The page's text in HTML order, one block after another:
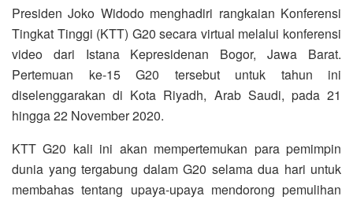
Presiden Joko Widodo menghadiri rangkaian Konferensi
Tingkat Tinggi (KTT) G20 secara virtual melalui konferensi
video dari Istana Kepresidenan Bogor, Jawa Barat.
Pertemuan ke-15 G20 tersebut untuk tahun ini
diselenggarakan di Kota Riyadh, Arab Saudi, pada 21
hingga 22 November 2020.
KTT G20 kali ini akan mempertemukan para pemimpin
dunia yang tergabung dalam G20 selama dua hari untuk
membahas tentang upaya-upaya mendorong pemulihan